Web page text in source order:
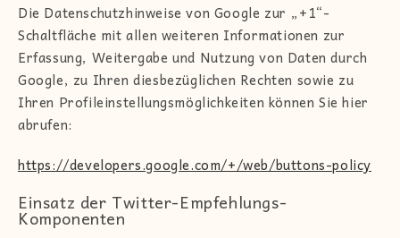
Die Datenschutzhinweise von Google zur „+1“-
Schaltfläche mit allen weiteren Informationen zur
Erfassung, Weitergabe und Nutzung von Daten durch
Google, zu Ihren diesbezüglichen Rechten sowie zu
Ihren Profileinstellungsmöglichkeiten können Sie hier
abrufen:
https://developers.google.com/+/web/buttons-policy
Einsatz der Twitter-Empfehlungs-
Komponenten